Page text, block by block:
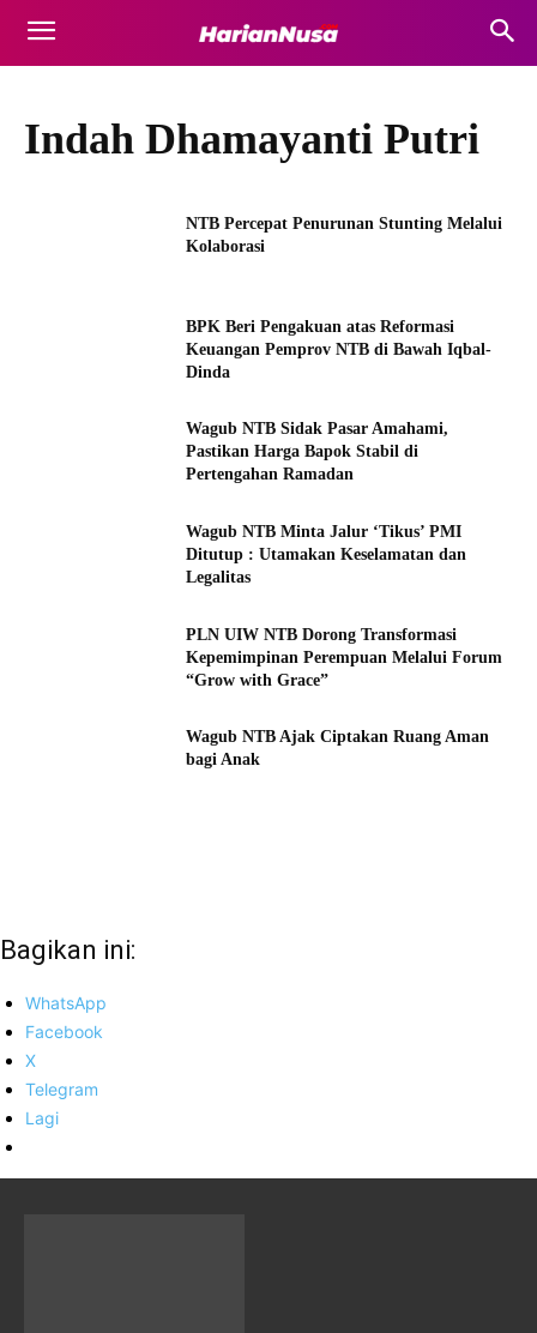
Indah Dhamayanti Putri
NTB Percepat Penurunan Stunting Melalui
Kolaborasi
BPK Beri Pengakuan atas Reformasi
Keuangan Pemprov NTB di Bawah Iqbal-
Dinda
Wagub NTB Sidak Pasar Amahami,
Pastikan Harga Bapok Stabil di
Pertengahan Ramadan
Wagub NTB Minta Jalur ‘Tikus’ PMI
Ditutup : Utamakan Keselamatan dan
Legalitas
PLN UIW NTB Dorong Transformasi
Kepemimpinan Perempuan Melalui Forum
“Grow with Grace”
Wagub NTB Ajak Ciptakan Ruang Aman
bagi Anak
Bagikan ini:
WhatsApp
Facebook
X
Telegram
Lagi